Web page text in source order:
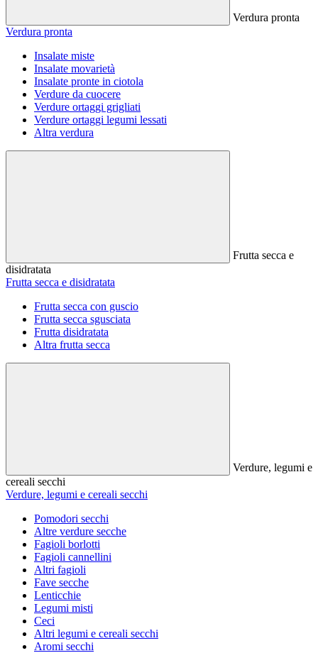
Verdura pronta
Verdura pronta
Insalate miste
Insalate movarietà
Insalate pronte in ciotola
Verdure da cuocere
Verdure ortaggi grigliati
Verdure ortaggi legumi lessati
Altra verdura
Frutta secca e
disidratata
Frutta secca e disidratata
Frutta secca con guscio
Frutta secca sgusciata
Frutta disidratata
Altra frutta secca
Verdure, legumi e
cereali secchi
Verdure, legumi e cereali secchi
Pomodori secchi
Altre verdure secche
Fagioli borlotti
Fagioli cannellini
Altri fagioli
Fave secche
Lenticchie
Legumi misti
Ceci
Altri legumi e cereali secchi
Aromi secchi